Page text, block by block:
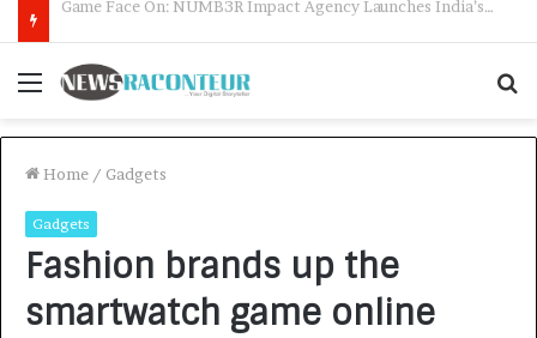
Menu
Home / Gadgets
Gadgets
Fashion brands up the
smartwatch game online